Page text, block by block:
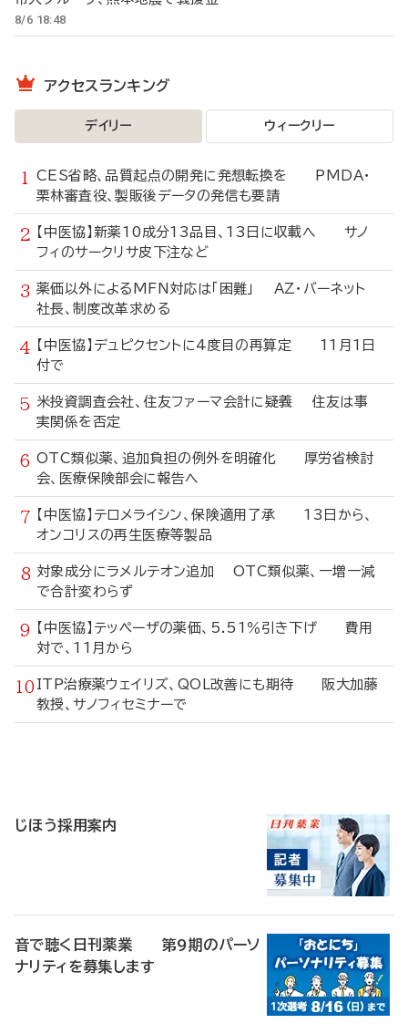
8/6 18:48
アクセスランキング
デイリー ウィークリー
CES省略、品質起点の開発に発想転換を PMDA・
栗林審査役、製販後データの発信も要請
【中医協】新薬10成分13品目、13日に収載へ サノ
フィのサークリサ皮下注など
薬価以外によるMFN対応は「困難」 AZ・バーネット
社長、制度改革求める
【中医協】デュピクセントに4度目の再算定 11月1日
付で
米投資調査会社、住友ファーマ会計に疑義 住友は事
実関係を否定
OTC類似薬、追加負担の例外を明確化 厚労省検討
会、医療保険部会に報告へ
【中医協】テロメライシン、保険適用了承 13日から、
オンコリスの再生医療等製品
対象成分にラメルテオン追加 OTC類似薬、一増一減
で合計変わらず
【中医協】テッペーザの薬価、5.51％引き下げ 費用
対で、11月から
ITP治療薬ウェイリズ、QOL改善にも期待 阪大加藤
教授、サノフィセミナーで
じほう採用案内
音で聴く日刊薬業 第9期のパーソ
ナリティを募集します